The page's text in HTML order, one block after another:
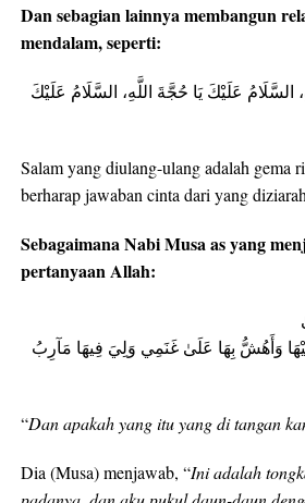
Dan sebagian lainnya membangun
mendalam, seperti:
السَّلَامُ عَلَيْكَ يَا حُجَّةَ اللَّهِ، السَّلَامُ عَلَيْكَ
Salam yang diulang-ulang adalah gema
berharap jawaban cinta dari yang
Sebagaimana Nabi Musa as yang
pertanyaan Allah:
وَأَهُشُّ بِهَا عَلَىٰ غَنَمِي وَلِيَ فِيهَا مَآرِبُ
“Dan apakah yang itu yang di tangan
Dia (Musa) menjawab, “Ini adalah